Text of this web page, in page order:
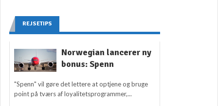
REJSETIPS
Norwegian lancerer ny
bonus: Spenn
"Spenn" vil gøre det lettere at optjene og bruge
point på tværs af loyalitetsprogrammer,...